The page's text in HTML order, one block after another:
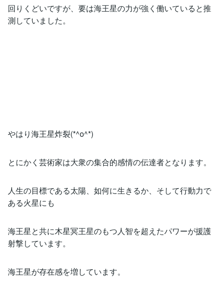
回りくどいですが、要は海王星の力が強く働いていると推
測していました。
やはり海王星炸裂(*^o^*)
とにかく芸術家は大衆の集合的感情の伝達者となります。
人生の目標である太陽、如何に生きるか、そして行動力で
ある火星にも
海王星と共に木星冥王星のもつ人智を超えたパワーが援護
射撃しています。
海王星が存在感を増しています。